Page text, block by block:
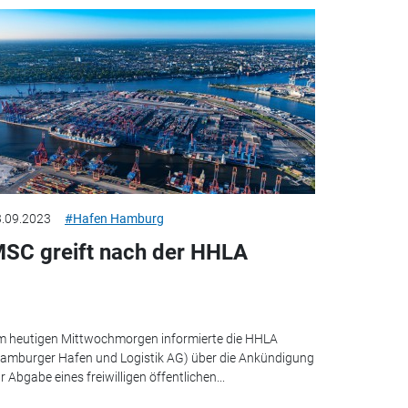
#Hafen Hamburg
greift nach der HHLA
heutigen Mittwochmorgen informierte die HHLA
Hafen und Logistik AG) über die Ankündigung
Abgabe eines freiwilligen öffentlichen...